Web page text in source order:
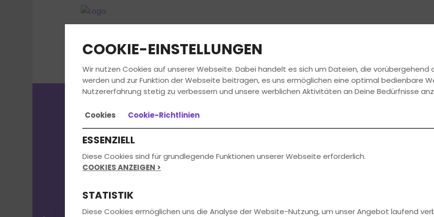
FAHRSCHULE FÜHRERSCHEIN
Die aktuellsten News
erhältst du direkt bei
uns in der
COOKIE-EINSTELLUNGEN
Wir nutzen Cookies auf unserer Webseite. Dabei handelt es sich um Dateien, die
werden und zur Funktion der Webseite beitragen, es uns ermöglichen eine optimal bedienbare
Nutzererfahrung stetig zu verbessern und unsere werblichen Aktivitäten an Deine Bedürfnisse
Cookies Cookie-Richtlinien
ESSENZIELL
Diese Cookies sind für grundlegende Funktionen unserer Webseite erforderlich.
COOKIES ANZEIGEN >
STATISTIK
Diese Cookies ermöglichen uns die Analyse der Website-Nutzung, um unser Angebot laufend